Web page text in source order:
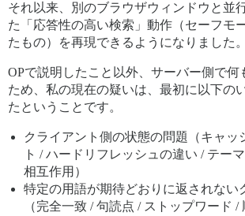
それ以来、別のブラウザウィンドウと並
た「応答性の高い検索」動作（セーフモ
たもの）を再現できるようになりました。
OPで説明したこと以外、サーバー側で何
ため、私の現在の疑いは、最初に以下の
たということです。
クライアント側の状態の問題（キャッ
ト / ハードリフレッシュの違い / テー
相互作用）
特定の用語が期待どおりに返されない
（完全一致 / 句読点 / ストップワード